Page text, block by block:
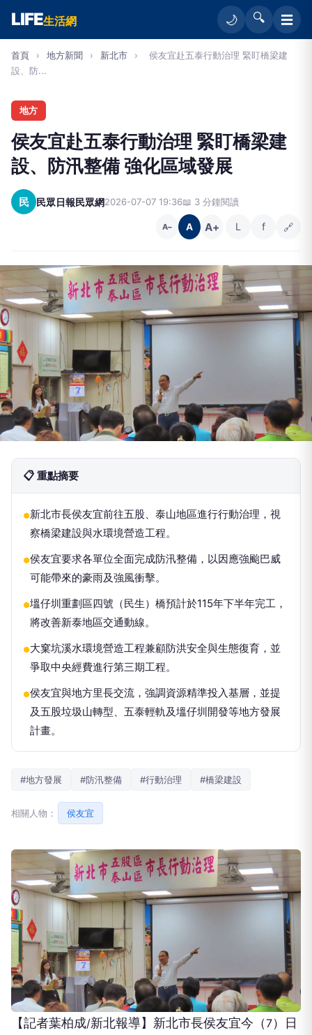
LIFE生活網 🌙 🔍 ☰
首頁 › 地方新聞 › 新北市 ›
侯友宜赴五泰行動治理 緊盯橋梁建
設、防...
地方
侯友宜赴五泰行動治理 緊盯橋梁建
設、防汛整備 強化區域發展
民 民眾日報民眾網2026-07-07 19:36📖 3 分鐘閱讀
A− A A+ L f 🔗
📋 重點摘要
●新北市長侯友宜前往五股、泰山地區進行行動治理，視
察橋梁建設與水環境營造工程。
●侯友宜要求各單位全面完成防汛整備，以因應強颱巴威
可能帶來的豪雨及強風衝擊。
●塭仔圳重劃區四號（民生）橋預計於115年下半年完工，
將改善新泰地區交通動線。
●大窠坑溪水環境營造工程兼顧防洪安全與生態復育，並
爭取中央經費進行第三期工程。
●侯友宜與地方里長交流，強調資源精準投入基層，並提
及五股垃圾山轉型、五泰輕軌及塭仔圳開發等地方發展
計畫。
#地方發展 #防汛整備 #行動治理 #橋梁建設
相關人物： 侯友宜
【記者葉柏成/新北報導】新北市長侯友宜今（7）日